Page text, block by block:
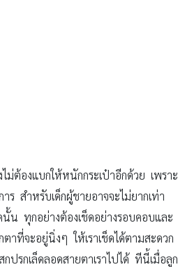
ต้องแบกให้หนักกระเป๋าอีกด้วย เพราะ
สำหรับเด็กผู้ชายอาจจะไม่ยากเท่า
น ทุกอย่างต้องเช็ดอย่างรอบคอบและ
ที่จะอยู่นิ่งๆ ให้เราเช็ดได้ตามสะดวก
ปรกเล็ดลอดสายตาเราไปได้ ทีนี้เมื่อลูก